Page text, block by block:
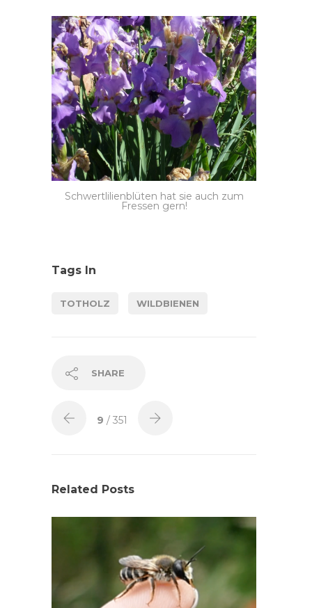
Schwertlilienblüten hat sie auch zum
Fressen gern!
Tags In
TOTHOLZ WILDBIENEN
SHARE
9 / 351
Related Posts